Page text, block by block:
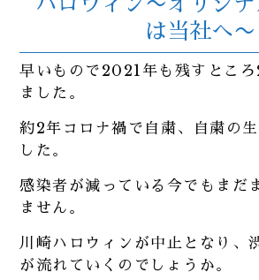
は当社へ〜
早いもので2021年も残すところ
ました。
約2年コロナ禍で自粛、自粛の
した。
感染者が減っている今でもまだ
ません。
川崎ハロウィンが中止となり、
が流れていくのでしょうか。